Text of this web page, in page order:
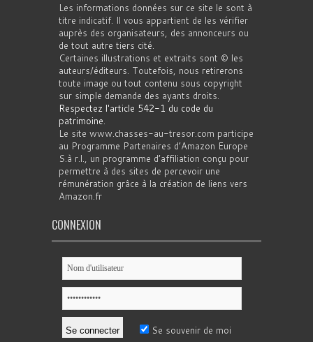
Les informations données sur ce site le sont à
titre indicatif. Il vous appartient de les vérifier
auprès des organisateurs, des annonceurs ou
de tout autre tiers cité.
Certaines illustrations et extraits sont © les
auteurs/éditeurs. Toutefois, nous retirerons
toute image ou tout contenu sous copyright
sur simple demande des ayants droits.
Respectez l'article 542-1 du code du
patrimoine.
Le site www.chasses-au-tresor.com participe
au Programme Partenaires d’Amazon Europe
S.à r.l., un programme d’affiliation conçu pour
permettre à des sites de percevoir une
rémunération grâce à la création de liens vers
Amazon.fr
CONNEXION
Se souvenir de moi